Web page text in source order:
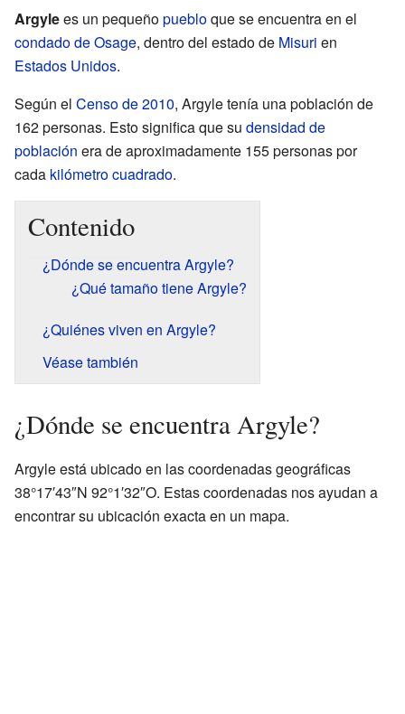
Argylees un pequeñopuebloque se encuentra en el
condado de Osage, dentro del estado de Misuri en
Estados Unidos.
Según el Censo de 2010, Argyle tenía una población de
162 personas. Esto significa que su densidad de
población era de aproximadamente 155 personas por
cada kilómetro cuadrado.
Contenido
¿Dónde se encuentra Argyle?
¿Qué tamaño tiene Argyle?
¿Quiénes viven en Argyle?
Véase también
¿Dónde se encuentra Argyle?
Argyle está ubicado en las coordenadas geográficas
38°17′43″N 92°1′32″O. Estas coordenadas nos ayudan a
encontrar su ubicación exacta en un mapa.